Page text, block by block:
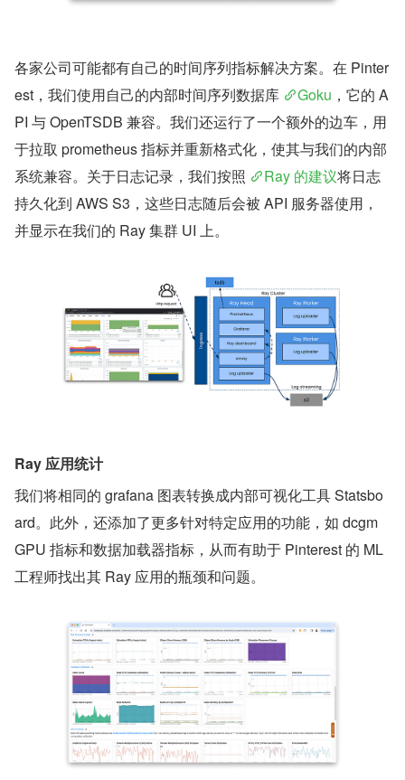
各家公司可能都有自己的时间序列指标解决方案。在 Pinter
est，我们使用自己的内部时间序列数据库
Goku ，它的 A
PI 与 OpenTSDB 兼容。我们还运行了一个额外的边车，用
于拉取 prometheus 指标并重新格式化，使其与我们的内部
系统兼容。关于日志记录，我们按照
Ray 的建议将日志
持久化到 AWS S3，这些日志随后会被 API 服务器使用，
并显示在我们的 Ray 集群 UI 上。
Ray 应用统计
我们将相同的 grafana 图表转换成内部可视化工具 Statsbo
ard。此外，还添加了更多针对特定应用的功能，如 dcgm
GPU 指标和数据加载器指标，从而有助于 Pinterest 的 ML
工程师找出其 Ray 应用的瓶颈和问题。